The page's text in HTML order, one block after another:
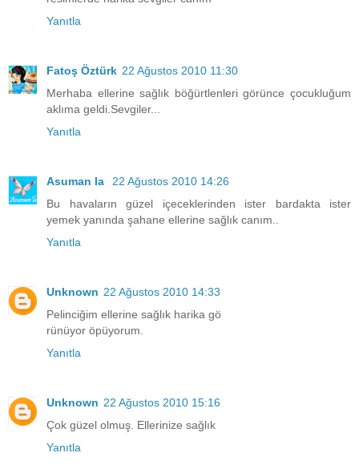
Yanıtla
Fatoş Öztürk 22 Ağustos 2010 11:30
Merhaba ellerine sağlık böğürtlenleri görünce çocukluğum
aklıma geldi.Sevgiler...
Yanıtla
Asuman la
22 Ağustos 2010 14:26
Bu havaların güzel içeceklerinden ister bardakta ister
yemek yanında şahane ellerine sağlık canım..
Yanıtla
Unknown 22 Ağustos 2010 14:33
Pelinciğim ellerine sağlık harika gö
rünüyor öpüyorum.
Yanıtla
Unknown 22 Ağustos 2010 15:16
Çok güzel olmuş. Ellerinize sağlık
Yanıtla